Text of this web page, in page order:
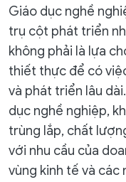
Giáo dục nghề
trụ cột phát triển
không phải là lựa
thiết thực để có
và phát triển lâu
dục nghề nghiệp,
trùng lắp, chất
với nhu cầu của
vùng kinh tế và các